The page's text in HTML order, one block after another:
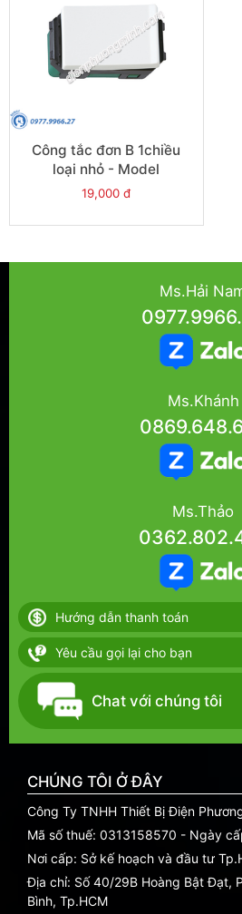
Công tắc đơn B 1chiều
loại nhỏ - Model
WEVH5531
19,000 đ
Ms.Hải
Ms.Khánh
Ms.Thảo
Hướng dẫn thanh toán
Yêu cầu gọi lại cho bạn
Chat với chúng tôi
CHÚNG TÔI Ở ĐÂY
Công Ty TNHH Thiết Bị Điện
Mã số thuế: 0313158570 - Ngày
Nơi cấp: Sở kế hoạch và đầu tư
Địa chỉ: Số 40/29B Hoàng Bật Đạt,
Bình, Tp.HCM